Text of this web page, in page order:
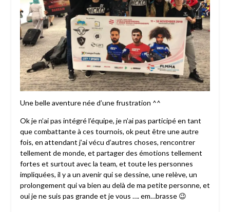
Une belle aventure née d’une frustration ^^
Ok je n’ai pas intégré l’équipe, je n’ai pas participé en tant
que combattante à ces tournois, ok peut être une autre
fois, en attendant j’ai vécu d’autres choses, rencontrer
tellement de monde, et partager des émotions tellement
fortes et surtout avec la team, et toute les personnes
impliquées, il y a un avenir qui se dessine, une relève, un
prolongement qui va bien au delà de ma petite personne, et
oui je ne suis pas grande et je vous …. em…brasse 😉